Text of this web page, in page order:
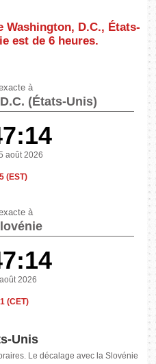
Washington, D.C., États-
est de 6 heures.
à
(États-Unis)
août 2026
(EST)
à
2026
(CET)
Unis
Le décalage avec la Slovénie